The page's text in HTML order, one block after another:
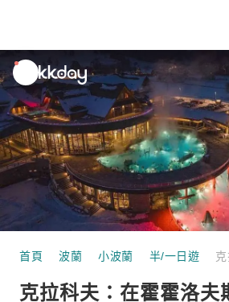
unread
notifications
首頁 波蘭 小波蘭 半/一日遊
克拉科夫：在霍霍洛夫